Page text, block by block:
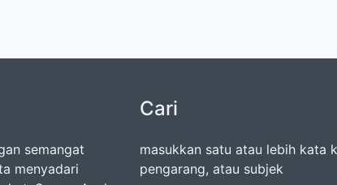
semangat
menyadari
Cari
masukkan satu atau lebih kata
pengarang, atau subjek